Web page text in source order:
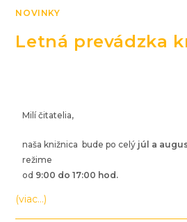
NOVINKY
Letná prevádzka
Milí čitatelia,
naša knižnica bude po celý júl a
režime
od 9:00 do 17:00 hod .
(viac…)